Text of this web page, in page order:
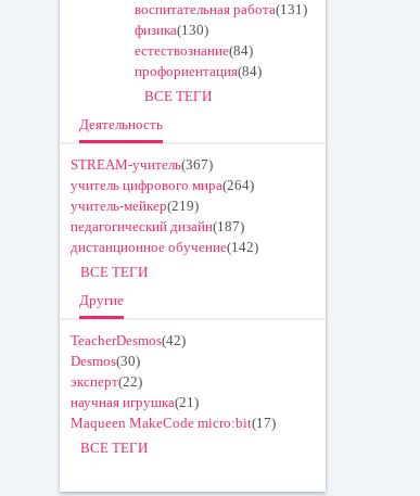
воспитательная работа(131)
физика(130)
естествознание(84)
профориентация(84)
ВСЕ ТЕГИ
Деятельность
STREAM-учитель(367)
учитель цифрового мира(264)
учитель-мейкер(219)
педагогический дизайн(187)
дистанционное обучение(142)
ВСЕ ТЕГИ
Другие
TeacherDesmos(42)
Desmos(30)
эксперт(22)
научная игрушка(21)
Maqueen MakeCode micro:bit(17)
ВСЕ ТЕГИ